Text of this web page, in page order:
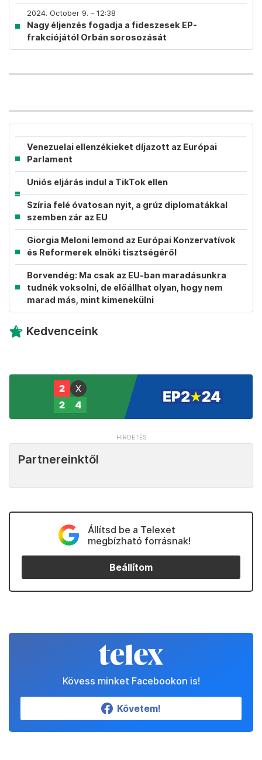
2024. October 9. – 12:38
Nagy éljenzés fogadja a fideszesek EP-
frakciójától Orbán sorosozását
Venezuelai ellenzékieket díjazott az Európai
Parlament
Uniós eljárás indul a TikTok ellen
Szíria felé óvatosan nyit, a grúz diplomatákkal
szemben zár az EU
Giorgia Meloni lemond az Európai Konzervatívok
és Reformerek elnöki tisztségéről
Borvendég: Ma csak az EU-ban maradásunkra
tudnék voksolni, de előállhat olyan, hogy nem
marad más, mint kimenekülni
Kedvenceink
Partnereinktől
Állítsd be a Telexet
megbízható forrásnak!
Beállítom
Kövess minket Facebookon is!
Követem!